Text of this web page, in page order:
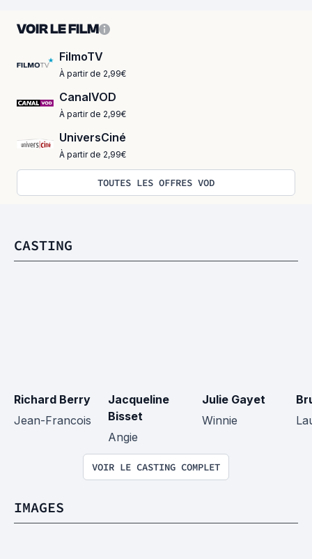
VOIR LE FILM
FilmoTV
À partir de 2,99€
CanalVOD
À partir de 2,99€
UniversCiné
À partir de 2,99€
TOUTES LES OFFRES VOD
CASTING
Richard Berry
Jean-Francois
Jacqueline
Bisset
Angie
Julie Gayet
Winnie
VOIR LE CASTING COMPLET
IMAGES